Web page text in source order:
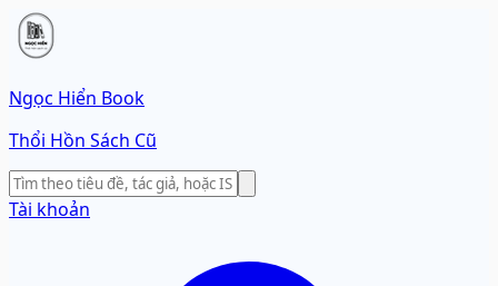
Ngọc Hiển Book
Thổi Hồn Sách Cũ
Tài khoản